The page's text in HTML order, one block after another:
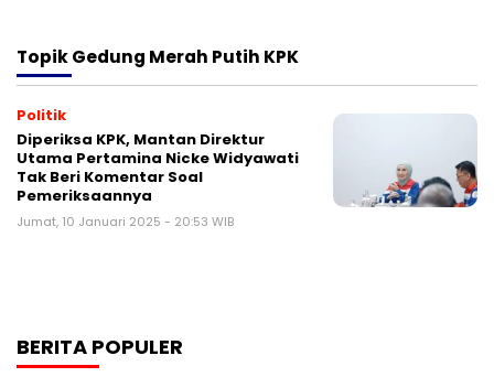
TopikGedung Merah Putih KPK
Politik
Diperiksa KPK, Mantan Direktur
Utama Pertamina Nicke Widyawati
Tak Beri Komentar Soal
Pemeriksaannya
Jumat, 10 Januari 2025 - 20:53 WIB
BERITA POPULER